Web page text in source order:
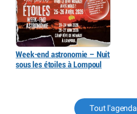
Week-end astronomie – Nuit
sous les étoiles à Lompoul
Tout l'agenda